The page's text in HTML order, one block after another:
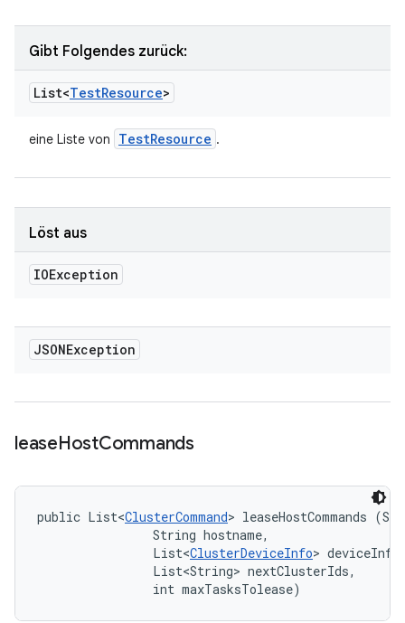
Gibt Folgendes zurück:
List<TestResource>
eine Liste von TestResource .
Löst aus
IOException
JSONException
leaseHostCommands
public List<ClusterCommand> leaseHostCommands
                String hostname,
                List<
ClusterDeviceInfo>
                List<String> nextClusterIds,
                int maxTasksTolease)